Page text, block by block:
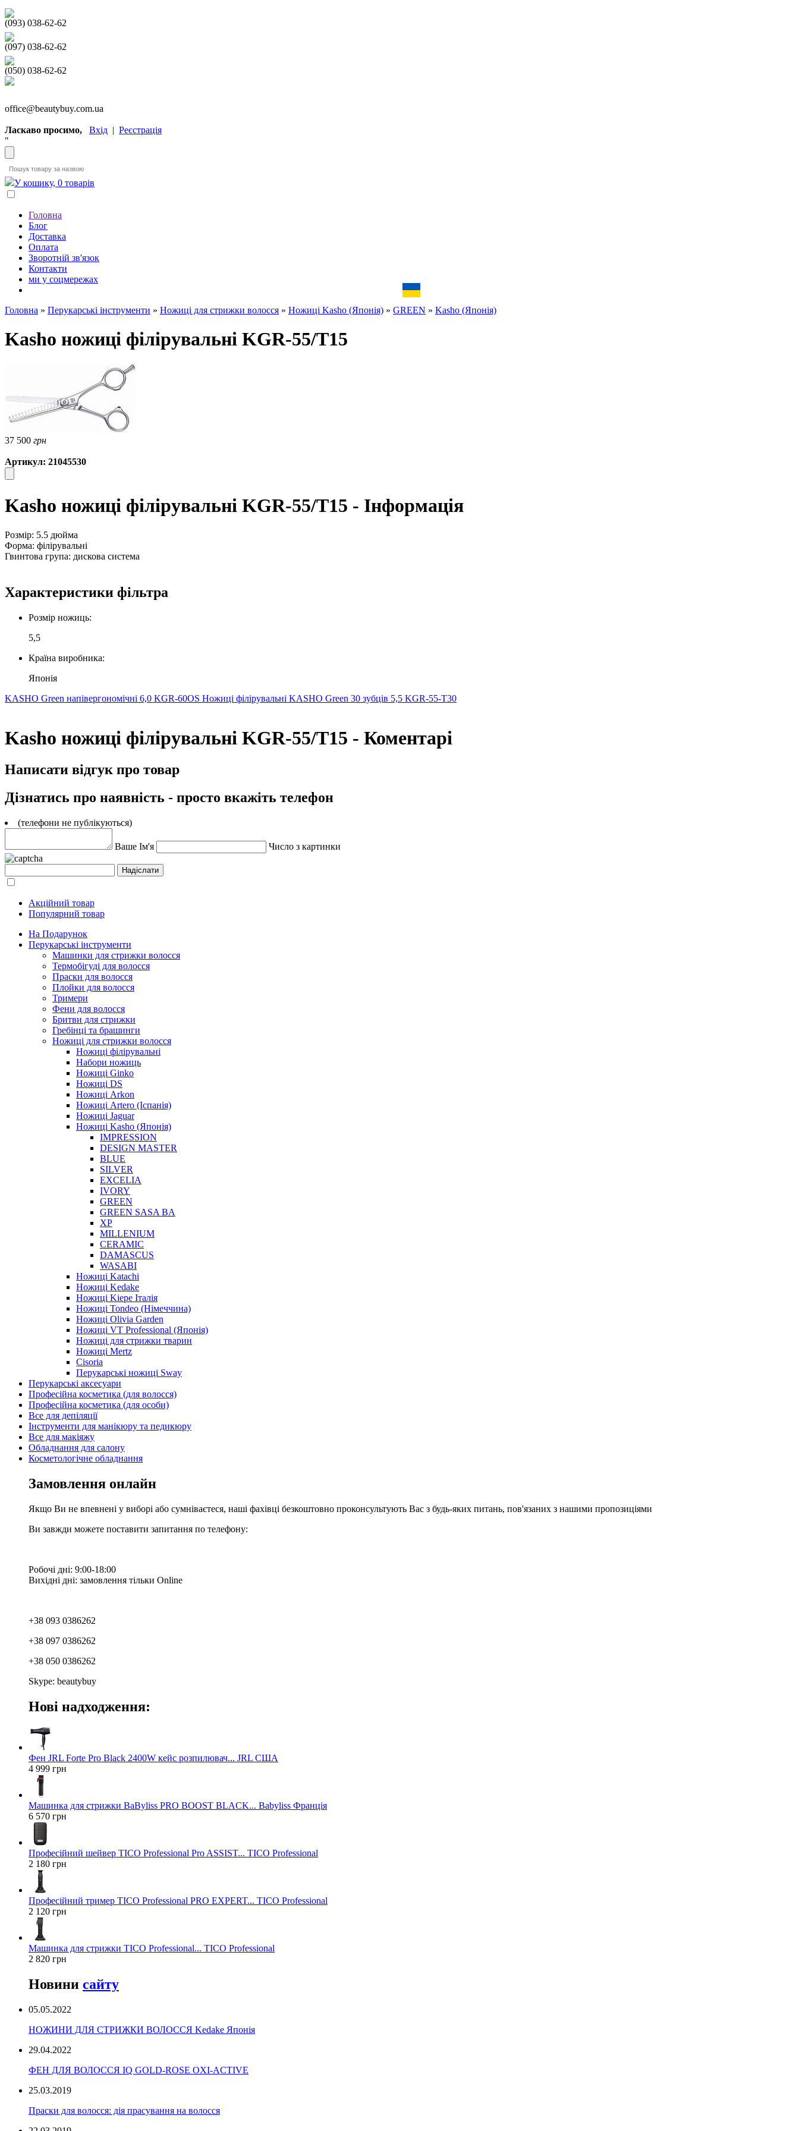
(093) 038-62-62
(097) 038-62-62
(050) 038-62-62
office@beautybuy.com.ua
Ласкаво просимо, Вхід | Реєстрація
"
У кошику, 0 товарів
Головна
Блог
Доставка
Оплата
Зворотній зв'язок
Контакти
ми у соцмережах
Головна » Перукарські інструменти » Ножиці для стрижки волосся » Ножиці Kasho (Японія) » GREEN » Kasho (Японія)
Kasho ножиці філірувальні KGR-55/T15
37 500 грн
Артикул: 21045530
Kasho ножиці філірувальні KGR-55/T15 - Інформація
Розмір: 5.5 дюйма
Форма: філірувальні
Гвинтова група: дискова система
Характеристики фільтра
Розмір ножиць:
5,5
Країна виробника:
Японія
KASHO Green напівергономічні 6,0 KGR-60OS Ножиці філірувальні KASHO Green 30 зубців 5,5 KGR-55-T30
Kasho ножиці філірувальні KGR-55/T15 - Коментарі
Написати відгук про товар
Дізнатись про наявність - просто вкажіть телефон
(телефони не публікуються)
Ваше Ім'я Число з картинки
Акційний товар
Популярний товар
На Подарунок
Перукарські інструменти
Машинки для стрижки волосся
Термобігуді для волосся
Праски для волосся
Плойки для волосся
Тримери
Фени для волосся
Бритви для стрижки
Гребінці та брашинги
Ножиці для стрижки волосся
Ножиці філірувальні
Набори ножиць
Ножиці Ginko
Ножиці DS
Ножиці Arkon
Ножиці Artero (Іспанія)
Ножиці Jaguar
Ножиці Kasho (Японія)
IMPRESSION
DESIGN MASTER
BLUE
SILVER
EXCELIA
IVORY
GREEN
GREEN SASA BA
XP
MILLENIUM
CERAMIC
DAMASCUS
WASABI
Ножиці Katachi
Ножиці Kedake
Ножиці Kiepe Італія
Ножиці Tondeo (Німеччина)
Ножиці Olivia Garden
Ножиці VT Professional (Японія)
Ножиці для стрижки тварин
Ножиці Mertz
Cisoria
Перукарські ножиці Sway
Перукарські аксесуари
Професійна косметика (для волосся)
Професійна косметика (для особи)
Все для депіляції
Інструменти для манікюру та педикюру
Все для макіяжу
Обладнання для салону
Косметологічне обладнання
Замовлення онлайн
Якщо Ви не впевнені у виборі або сумніваєтеся, наші фахівці безкоштовно проконсультують Вас з будь-яких питань, пов'язаних з нашими пропозиціями
Ви завжди можете поставити запитання по телефону:
Робочі дні: 9:00-18:00
Вихідні дні: замовлення тільки Online
+38 093 0386262
+38 097 0386262
+38 050 0386262
Skype: beautybuy
Нові надходження:
Фен JRL Forte Pro Black 2400W кейс розпилювач... JRL США
4 999 грн
Машинка для стрижки BaByliss PRO BOOST BLACK... Babyliss Франція
6 570 грн
Професійний шейвер TICO Professional Pro ASSIST... TICO Professional
2 180 грн
Професійний тример TICO Professional PRO EXPERT... TICO Professional
2 120 грн
Машинка для стрижки TICO Professional... TICO Professional
2 820 грн
Новини сайту
05.05.2022
НОЖИНИ ДЛЯ СТРИЖКИ ВОЛОССЯ Kedake Японія
29.04.2022
ФЕН ДЛЯ ВОЛОССЯ IQ GOLD-ROSE OXI-ACTIVE
25.03.2019
Праски для волосся: дія прасування на волосся